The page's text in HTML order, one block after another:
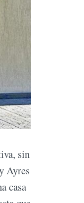
sin
Ayres
casa